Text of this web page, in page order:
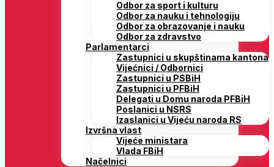
Odbor za sport i kulturu
Odbor za nauku i tehnologiju
Odbor za obrazovanje i nauku
Odbor za zdravstvo
Parlamentarci
Zastupnici u skupštinama kantona
Vijećnici / Odbornici
Zastupnici u PSBiH
Zastupnici u PFBiH
Delegati u Domu naroda PFBiH
Poslanici u NSRS
Izaslanici u Vijeću naroda RS
Izvršna vlast
Vijeće ministara
Vlada FBiH
Načelnici